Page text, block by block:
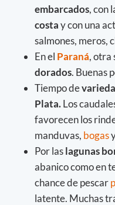
embarcados, con
costay con una
salmones, meros,
En el Paraná, otra
dorados. Buenas
Tiempo de
Plata.Los
favorecen los
manduvas, bogas
Por laslagunas
abanico como en
chance de pescar
latente. Muchas